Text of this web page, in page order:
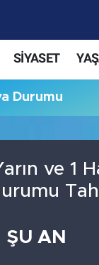
SİYASET
Durumu
ve 1
ŞU AN